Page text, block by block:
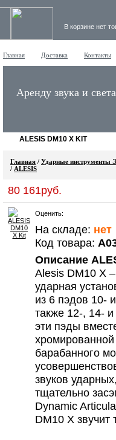
В корзине нет
Главная Доставка Контакты
Аренду звука и
ALESIS DM10 X KIT
Главная / Ударные инструменты
/ ALESIS
80 161руб.
Оценить:
На складе: нет
Код товара:
Описание
Alesis DM10 X
ударная
из 6 пэдов 10-
также 12-, 14-
эти пэды
барабанного
звуков
тщательно
Dynamic
DM10 X звучит